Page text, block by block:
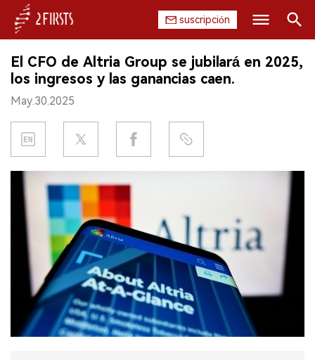
suscripción
INICIO
EMPRESA
PRODUCTO
REGULACIÓN
CHINA
DATOS
EXPOSICIÓN
ENTREVISTA
Buscar
El CFO de Altria Group se jubilará en 2025,
los ingresos y las ganancias caen.
May.30.2025